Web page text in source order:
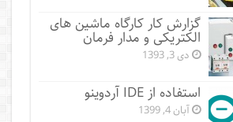
گزارش کار کارگاه ماشین های
الکتریکی و مدار فرمان
دی 3, 1393
استفاده از IDE آردوینو
آبان 4, 1399